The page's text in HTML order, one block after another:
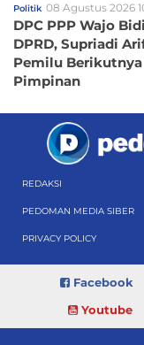
Politik 08 Agustus 2026
DPC PPP Wajo
DPRD, Supriadi
Pemilu Berikutnya
Pimpinan
REDAKSI
PEDOMAN MEDIA SIBER
PRIVACY POLICY
Facebook
Youtube